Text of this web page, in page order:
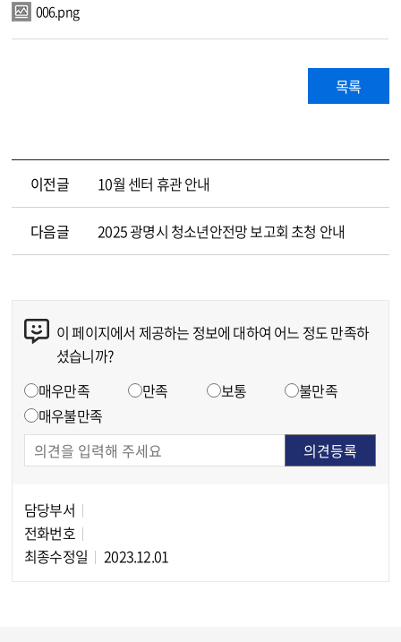
006.png
목록
이전글 10월 센터 휴관 안내
다음글 2025 광명시 청소년안전망 보고회 초청 안내
이 페이지에서 제공하는 정보에 대하여 어느 정도 만족하
셨습니까?
매우만족 만족 보통
불만족
매우불만족
담당부서
전화번호
최종수정일
2023.12.01